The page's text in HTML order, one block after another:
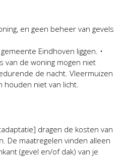
en geen beheer van gevels
Eindhoven liggen. •
van de woning mogen niet
de nacht. Vleermuizen
houden niet van licht.
dragen de kosten van
De maatregelen vinden alleen
(gevel en/of dak) van je